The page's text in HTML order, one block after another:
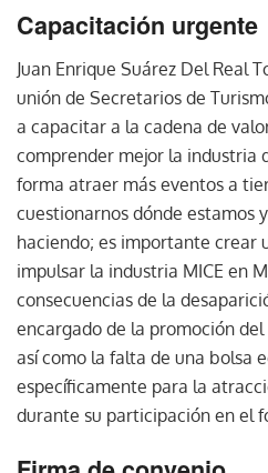
Capacitación urgente
Juan Enrique Suárez Del Real
unión de Secretarios de
a capacitar a la cadena de
comprender mejor la industria
forma atraer más eventos a
cuestionarnos dónde estamos
haciendo; es importante crear
impulsar la industria MICE en
consecuencias de la
encargado de la promoción del
así como la falta de una bolsa
específicamente para la
durante su participación en el